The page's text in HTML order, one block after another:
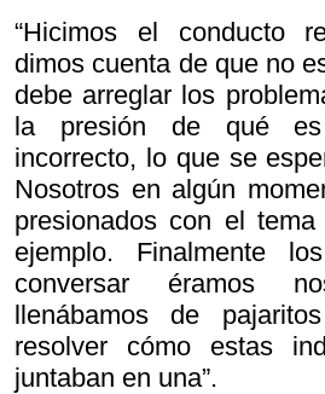
“Hicimos el conducto
dimos cuenta de que no
debe arreglar los
la presión de qué
incorrecto, lo que se
Nosotros en algún
presionados con el
ejemplo. Finalmente
conversar éramos
llenábamos de
resolver cómo estas
juntaban en una”.